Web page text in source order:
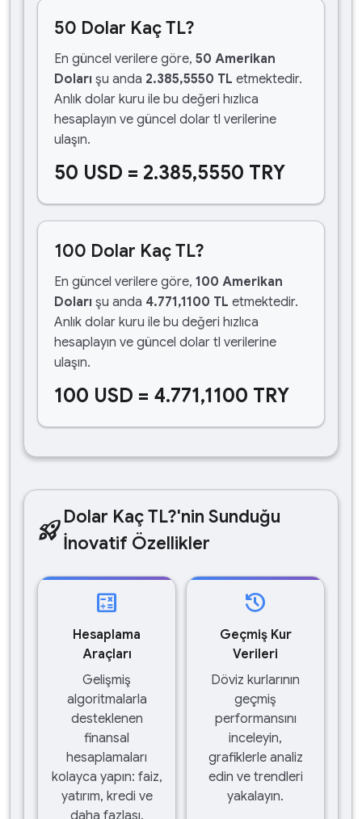
50 Dolar Kaç TL?
En güncel verilere göre, 50 Amerikan
Doları şu anda 2.385,5550 TL etmektedir.
Anlık dolar kuru ile bu değeri hızlıca
hesaplayın ve güncel dolar tl verilerine
ulaşın.
50 USD = 2.385,5550 TRY
100 Dolar Kaç TL?
En güncel verilere göre, 100 Amerikan
Doları şu anda 4.771,1100 TL etmektedir.
Anlık dolar kuru ile bu değeri hızlıca
hesaplayın ve güncel dolar tl verilerine
ulaşın.
100 USD = 4.771,1100 TRY
rocket_launchDolar Kaç TL?'nin Sunduğu
İnovatif Özellikler
calculate
Hesaplama
Araçları
Gelişmiş
algoritmalarla
desteklenen
finansal
hesaplamaları
kolayca yapın: faiz,
yatırım, kredi ve
daha fazlası.
history
Geçmiş Kur
Verileri
Döviz kurlarının
geçmiş
performansını
inceleyin,
grafiklerle analiz
edin ve trendleri
yakalayın.